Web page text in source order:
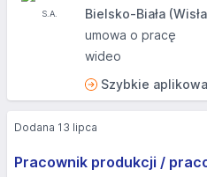
Bielsko-Biała
umowa o pracę
wideo
Szybkie
Pracownik produkcji /
Dodana 13 lipca